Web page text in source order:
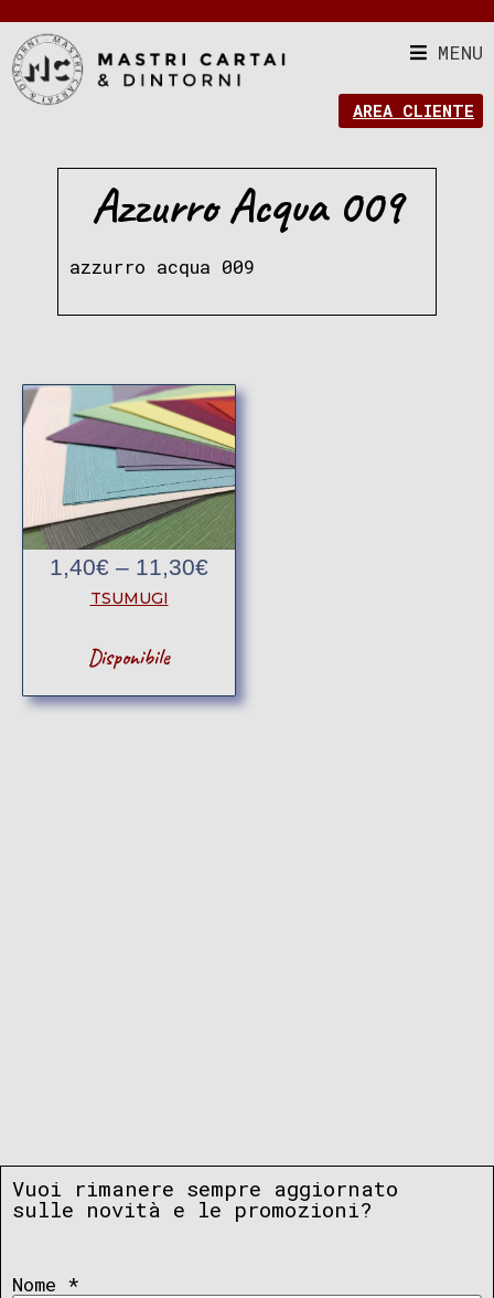
MENU
AREA CLIENTE
Azzurro Acqua 009
azzurro acqua 009
1,40€ – 11,30€
TSUMUGI
Disponibile
Vuoi rimanere sempre aggiornato
sulle novità e le promozioni?
Nome *